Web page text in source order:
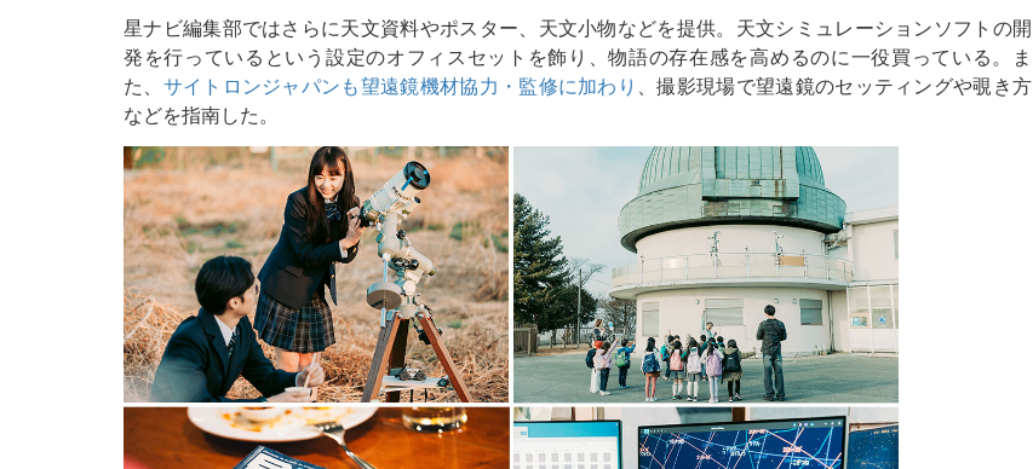
星ナビ編集部ではさらに天文資料やポスター、天文小物などを提供。天文シミュレーションソフトの開
発を行っているという設定のオフィスセットを飾り、物語の存在感を高めるのに一役買っている。ま
た、 サイトロンジャパンも望遠鏡機材協力・監修に加わり 、撮影現場で望遠鏡のセッティングや覗き方
などを指南した。